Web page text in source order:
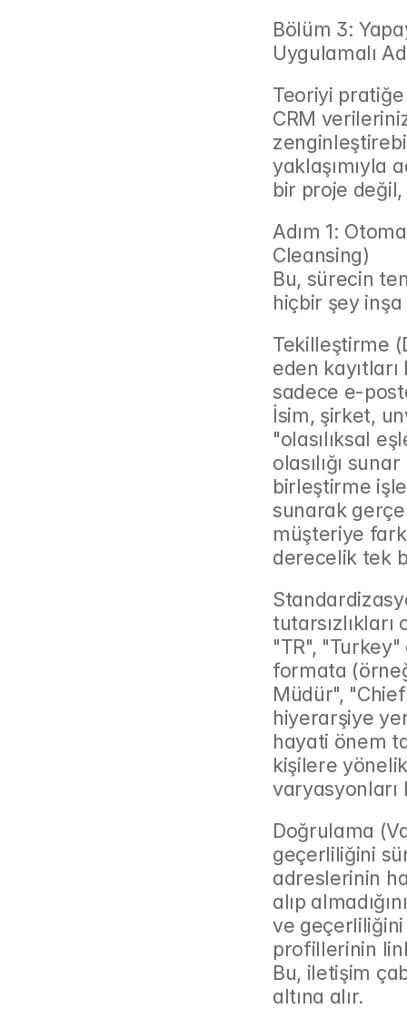
Bölüm 3:
Uygulamalı
Teoriyi
CRM
yaklaşımıyla
bir proje
Adım 1:
Cleansing)
Bu, sürecin
hiçbir şey
Tekilleştirme
eden
sadece e-
İsim, şirket,
"olasılıksal
olasılığı
birleştirme
sunarak
müşteriye
derecelik tek
"TR",
formata
Müdür",
hiyerarşiye
hayati önem
kişilere
varyasyonları
Doğrulama
geçerliliğini
adreslerinin
alıp
ve
profillerinin
Bu, iletişim
altına alır.